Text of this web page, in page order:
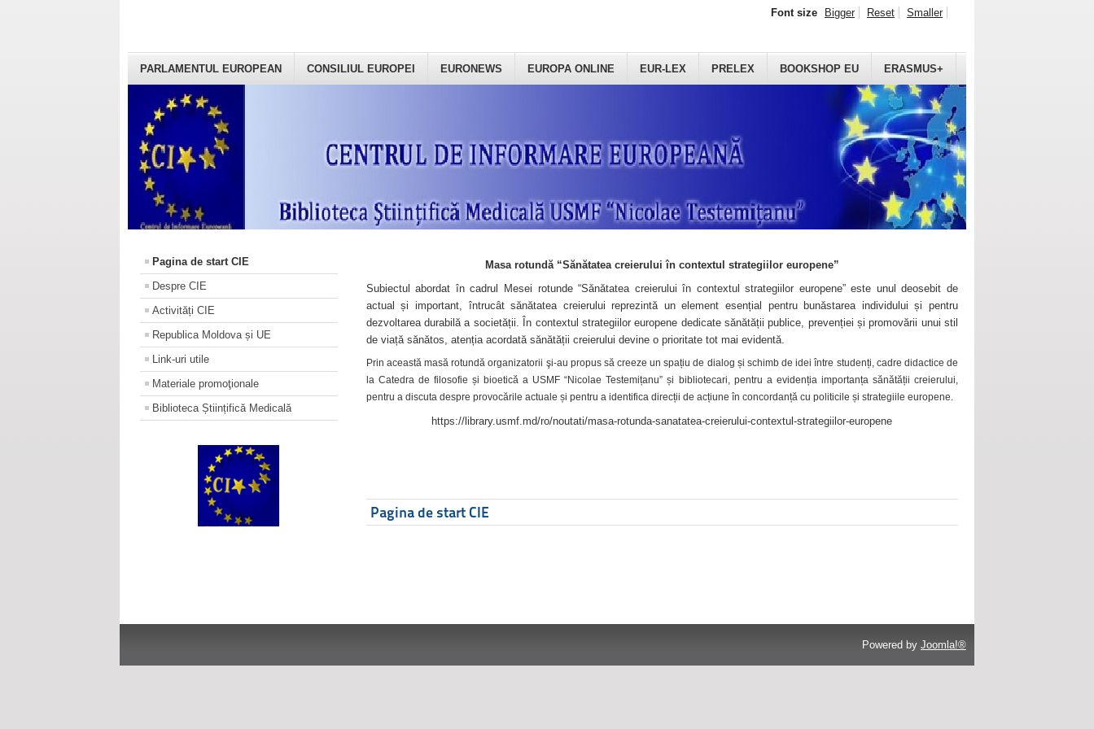
PARLAMENTUL EUROPEAN CONSILIUL EUROPEI EURONEWS EUROPA ONLINE EUR-LEX PRELEX BOOKSHOP EU ERASMUS+
Font size Bigger Reset Smaller
Pagina de start CIE
Despre CIE
Activități CIE
Republica Moldova și UE
Link-uri utile
Materiale promoţionale
Biblioteca Științifică Medicală
Masa rotundă “Sănătatea creierului în contextul strategiilor europene”
Subiectul abordat în cadrul Mesei rotunde “Sănătatea creierului în contextul strategiilor europene” este unul deosebit de
actual și important, întrucât sănătatea creierului reprezintă un element esențial pentru bunăstarea individului și pentru
dezvoltarea durabilă a societății. În contextul strategiilor europene dedicate sănătății publice, prevenției și promovării unui stil
de viață sănătos, atenția acordată sănătății creierului devine o prioritate tot mai evidentă.
Prin această masă rotundă organizatorii şi-au propus să creeze un spațiu de dialog și schimb de idei între studenți, cadre didactice de
la Catedra de filosofie și bioetică a USMF “Nicolae Testemițanu” și bibliotecari, pentru a evidenția importanța sănătății creierului,
pentru a discuta despre provocările actuale și pentru a identifica direcții de acțiune în concordanță cu politicile și strategiile europene.
https://library.usmf.md/ro/noutati/masa-rotunda-sanatatea-creierului-contextul-strategiilor-europene
Pagina de start CIE
Powered by Joomla!®